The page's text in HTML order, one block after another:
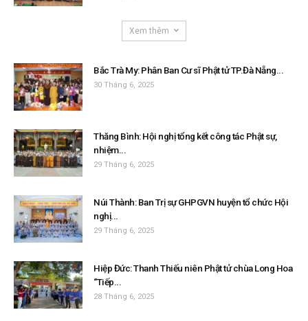
Xem thêm
Bắc Trà My: Phân Ban Cư sĩ Phật tử TP.Đà Nẵng...
30 Tháng 6, 2025
Thăng Bình: Hội nghị tổng kết công tác Phật sự,
nhiệm...
29 Tháng 6, 2025
Núi Thành: Ban Trị sự GHPGVN huyện tổ chức Hội
nghị...
29 Tháng 6, 2025
Hiệp Đức: Thanh Thiếu niên Phật tử chùa Long Hoa
“Tiếp...
28 Tháng 6, 2025